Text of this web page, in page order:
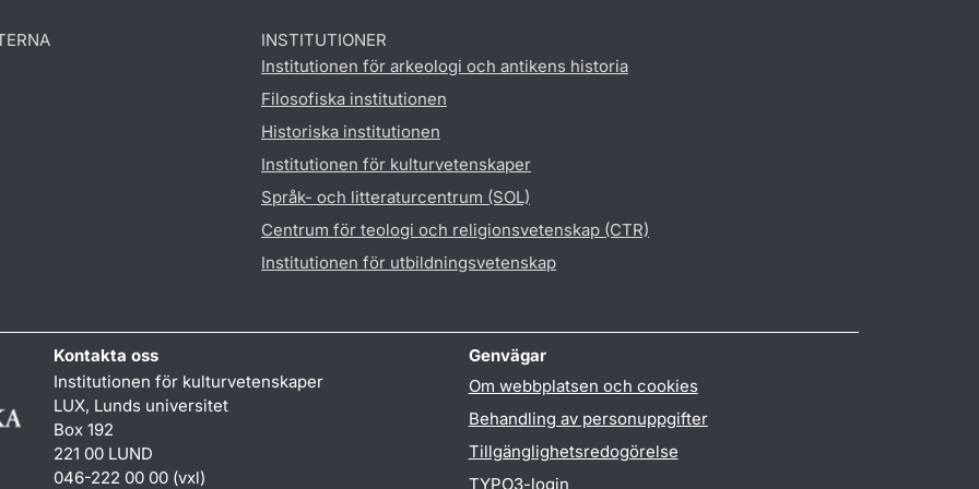
INSTITUTIONER
Institutionen för arkeologi och antikens historia
Filosofiska institutionen
Historiska institutionen
Institutionen för kulturvetenskaper
Språk- och litteraturcentrum (SOL)
Centrum för teologi och religionsvetenskap (CTR)
Institutionen för utbildningsvetenskap
Kontakta oss
Institutionen för kulturvetenskaper
LUX, Lunds universitet
Box 192
221 00 LUND
046-222 00 00 (vxl)
Genvägar
Om webbplatsen och cookies
Behandling av personuppgifter
Tillgänglighetsredogörelse
TYPO3-login